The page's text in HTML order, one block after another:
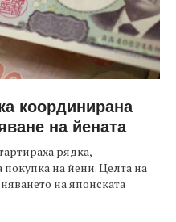
координирана
на йената
рядка,
на йени. Целта на
на японската